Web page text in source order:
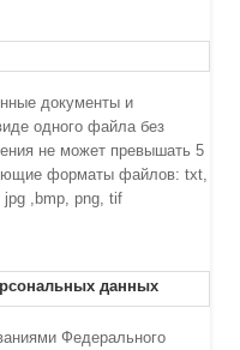
документы и
одного файла без
не может превышать 5
форматы файлов: txt,
,bmp, png, tif
данных
Федерального